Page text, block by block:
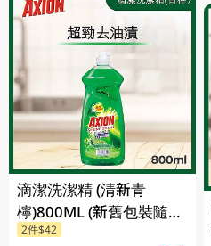
滴潔洗潔精 (清新青
檸)800ML (新舊包裝隨機
發貨)
2件$42